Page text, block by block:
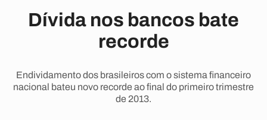
Dívida nos bancos bate
recorde
Endividamento dos brasileiros com o sistema financeiro
nacional bateu novo recorde ao final do primeiro trimestre
de 2013.